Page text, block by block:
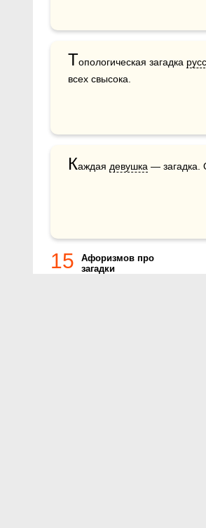
Топологическая загадка
всех свысока.
Каждая девушка — загадка.
15
Афоризмов про
загадки